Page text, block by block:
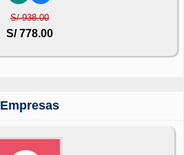
S/ 938.00
S/ 778.00
Empresas